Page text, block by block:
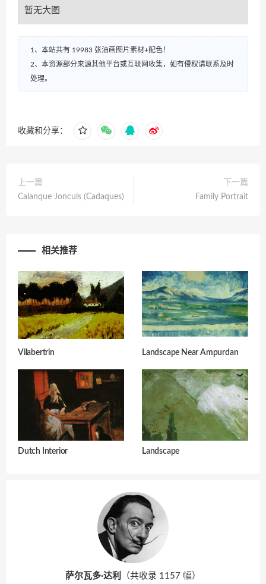
暂无大图
1、本站共有 19983 张油画图片素材+配色！
2、本资源部分来源其他平台或互联网收集，如有侵权请联系及时
处理。
收藏和分享：
上一篇
Calanque Jonculs (Cadaques)
下一篇
Family Portrait
相关推荐
Vilabertrin Landscape Near Ampurdan
Dutch Interior Landscape
萨尔瓦多·达利 （共收录 1157 幅）